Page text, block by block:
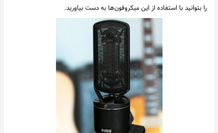
را بتوانید با استفاده از این میکروفون‌ها به دست بیاورید.